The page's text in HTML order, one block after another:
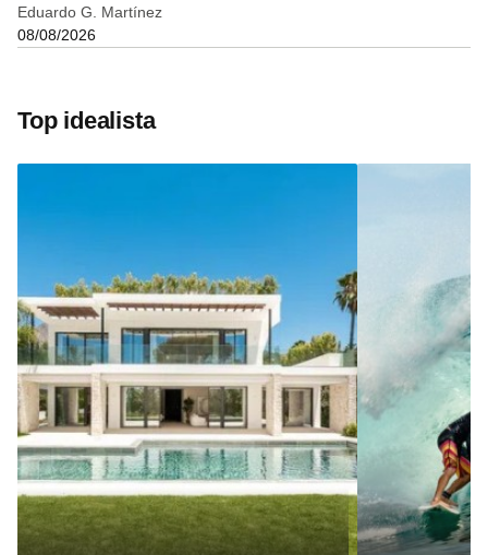
Eduardo G. Martínez
08/08/2026
Top idealista